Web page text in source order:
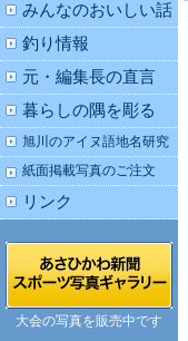
みんなのおいしい話
釣り情報
元・編集長の直言
暮らしの隅を彫る
旭川のアイヌ語地名研究
紙面掲載写真のご注文
リンク
大会の写真を販売中です